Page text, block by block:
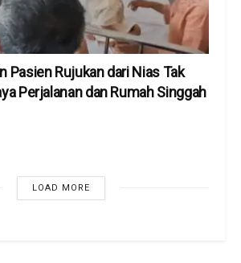
Pasien Rujukan dari Nias Tak
Perjalanan dan Rumah Singgah
LOAD MORE